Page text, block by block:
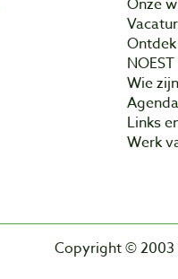
Onze
NOEST
Wie
Agenda
Links
Werk
Copyright © 2003